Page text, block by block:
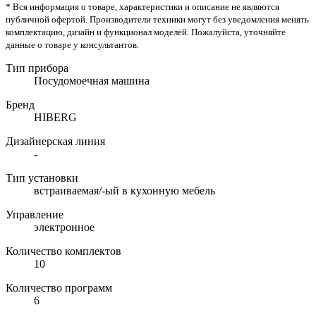
* Вся информация о товаре, характеристики и описание не являются
публичной офертой. Производители техники могут без уведомления менять
комплектацию, дизайн и функционал моделей. Пожалуйста, уточняйте
данные о товаре у консультантов.
Тип прибора
Посудомоечная машина
Бренд
HIBERG
Дизайнерская линия
-
Тип установки
встраиваемая/-ый в кухонную мебель
Управление
электронное
Количество комплектов
10
Количество программ
6